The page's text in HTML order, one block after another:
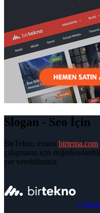
Slogan - Seo İçin
BirTekno teması birtema.com
çalışmanız için
yer verebilirsiniz.
|